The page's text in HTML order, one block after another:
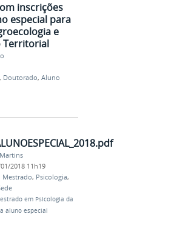
inscrições
especial para
e
Territorial
, Doutorado, Aluno
2018 11h19
Mestrado, Psicologia,
em Psicologia da
aluno especial